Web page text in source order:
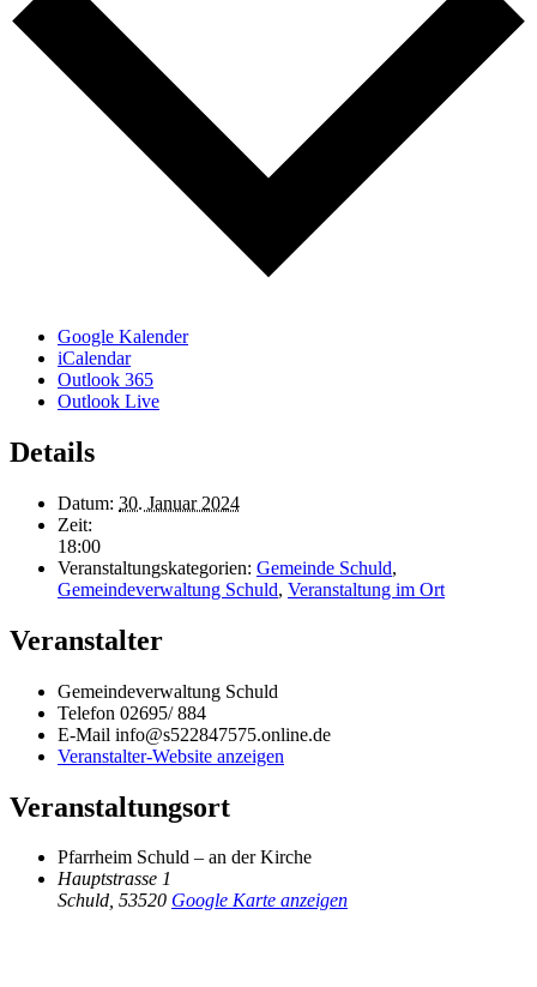
Google Kalender
iCalendar
Outlook 365
Outlook Live
Details
Datum: 30. Januar 2024
Zeit:
18:00
Veranstaltungskategorien: Gemeinde Schuld,
Gemeindeverwaltung Schuld, Veranstaltung im Ort
Veranstalter
Gemeindeverwaltung Schuld
Telefon 02695/ 884
E-Mail info@s522847575.online.de
Veranstalter-Website anzeigen
Veranstaltungsort
Pfarrheim Schuld – an der Kirche
Hauptstrasse 1
Schuld, 53520 Google Karte anzeigen